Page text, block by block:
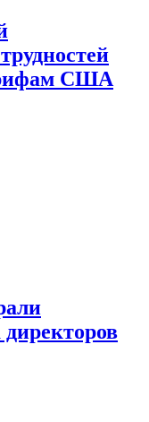
США
директоров